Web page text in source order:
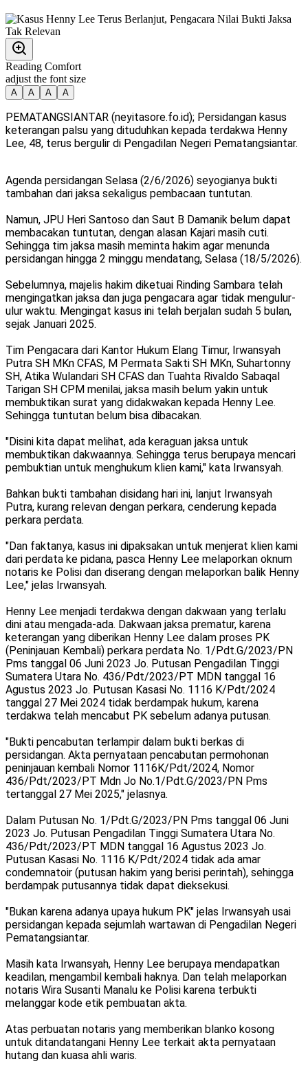
Reading Comfort
adjust the font size
A A A A
PEMATANGSIANTAR (neyitasore.fo.id); Persidangan kasus
keterangan palsu yang dituduhkan kepada terdakwa Henny
Lee, 48, terus bergulir di Pengadilan Negeri Pematangsiantar.
Agenda persidangan Selasa (2/6/2026) seyogianya bukti
tambahan dari jaksa sekaligus pembacaan tuntutan.
Namun, JPU Heri Santoso dan Saut B Damanik belum dapat
membacakan tuntutan, dengan alasan Kajari masih cuti.
Sehingga tim jaksa masih meminta hakim agar menunda
persidangan hingga 2 minggu mendatang, Selasa (18/5/2026).
Sebelumnya, majelis hakim diketuai Rinding Sambara telah
mengingatkan jaksa dan juga pengacara agar tidak mengulur-
ulur waktu. Mengingat kasus ini telah berjalan sudah 5 bulan,
sejak Januari 2025.
Tim Pengacara dari Kantor Hukum Elang Timur, Irwansyah
Putra SH MKn CFAS, M Permata Sakti SH MKn, Suhartonny
SH, Atika Wulandari SH CFAS dan Tuahta Rivaldo Sabaqal
Tarigan SH CPM menilai, jaksa masih belum yakin untuk
membuktikan surat yang didakwakan kepada Henny Lee.
Sehingga tuntutan belum bisa dibacakan.
"Disini kita dapat melihat, ada keraguan jaksa untuk
membuktikan dakwaannya. Sehingga terus berupaya mencari
pembuktian untuk menghukum klien kami," kata Irwansyah.
Bahkan bukti tambahan disidang hari ini, lanjut Irwansyah
Putra, kurang relevan dengan perkara, cenderung kepada
perkara perdata.
"Dan faktanya, kasus ini dipaksakan untuk menjerat klien kami
dari perdata ke pidana, pasca Henny Lee melaporkan oknum
notaris ke Polisi dan diserang dengan melaporkan balik Henny
Lee," jelas Irwansyah.
Henny Lee menjadi terdakwa dengan dakwaan yang terlalu
dini atau mengada-ada. Dakwaan jaksa prematur, karena
keterangan yang diberikan Henny Lee dalam proses PK
(Peninjauan Kembali) perkara perdata No. 1/Pdt.G/2023/PN
Pms tanggal 06 Juni 2023 Jo. Putusan Pengadilan Tinggi
Sumatera Utara No. 436/Pdt/2023/PT MDN tanggal 16
Agustus 2023 Jo. Putusan Kasasi No. 1116 K/Pdt/2024
tanggal 27 Mei 2024 tidak berdampak hukum, karena
terdakwa telah mencabut PK sebelum adanya putusan.
"Bukti pencabutan terlampir dalam bukti berkas di
persidangan. Akta pernyataan pencabutan permohonan
peninjauan kembali Nomor 1116K/Pdt/2024, Nomor
436/Pdt/2023/PT Mdn Jo No.1/Pdt.G/2023/PN Pms
tertanggal 27 Mei 2025," jelasnya.
Dalam Putusan No. 1/Pdt.G/2023/PN Pms tanggal 06 Juni
2023 Jo. Putusan Pengadilan Tinggi Sumatera Utara No.
436/Pdt/2023/PT MDN tanggal 16 Agustus 2023 Jo.
Putusan Kasasi No. 1116 K/Pdt/2024 tidak ada amar
condemnatoir (putusan hakim yang berisi perintah), sehingga
berdampak putusannya tidak dapat dieksekusi.
"Bukan karena adanya upaya hukum PK" jelas Irwansyah usai
persidangan kepada sejumlah wartawan di Pengadilan Negeri
Pematangsiantar.
Masih kata Irwansyah, Henny Lee berupaya mendapatkan
keadilan, mengambil kembali haknya. Dan telah melaporkan
notaris Wira Susanti Manalu ke Polisi karena terbukti
melanggar kode etik pembuatan akta.
Atas perbuatan notaris yang memberikan blanko kosong
untuk ditandatangani Henny Lee terkait akta pernyataan
hutang dan kuasa ahli waris.